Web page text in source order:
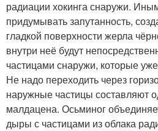
радиации хокинга снаружи.
придумывать запутанность,
гладкой поверхности жерла
внутри неё будут
частицами снаружи, которые
Не надо переходить через
наружные частицы составляют
малдацена. Осьминог
дыры с частицами из облака